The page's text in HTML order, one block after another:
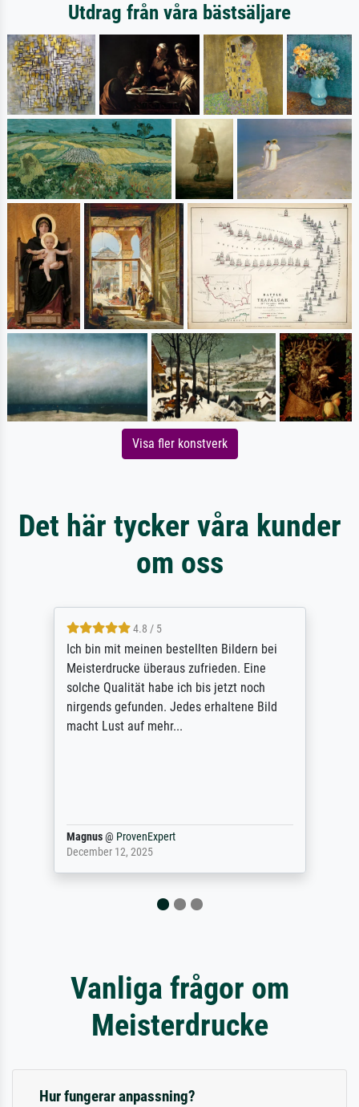
Utdrag från våra bästsäljare
Visa fler konstverk
Det här tycker våra kunder
om oss
5 / 5
Rundum positive Erfahrung. Die Ausführung
des Auftrags hat eine Weile gedauert, die
angekündigte Lieferzeit wurde aber
letztlich sogar etwas unterschritten. Die
Qualität des Papiers und des Drucks
Dr.@ProvenExpert
February 3, 2026
Vanliga frågor om
Meisterdrucke
Hur fungerar anpassning?